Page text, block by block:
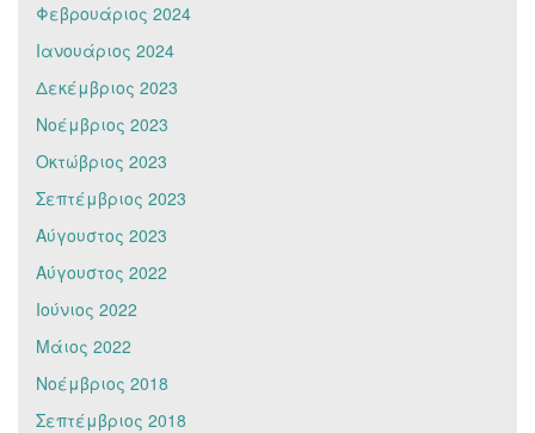
Φεβρουάριος 2024
Ιανουάριος 2024
Δεκέμβριος 2023
Νοέμβριος 2023
Οκτώβριος 2023
Σεπτέμβριος 2023
Αύγουστος 2023
Αύγουστος 2022
Ιούνιος 2022
Μάιος 2022
Νοέμβριος 2018
Σεπτέμβριος 2018